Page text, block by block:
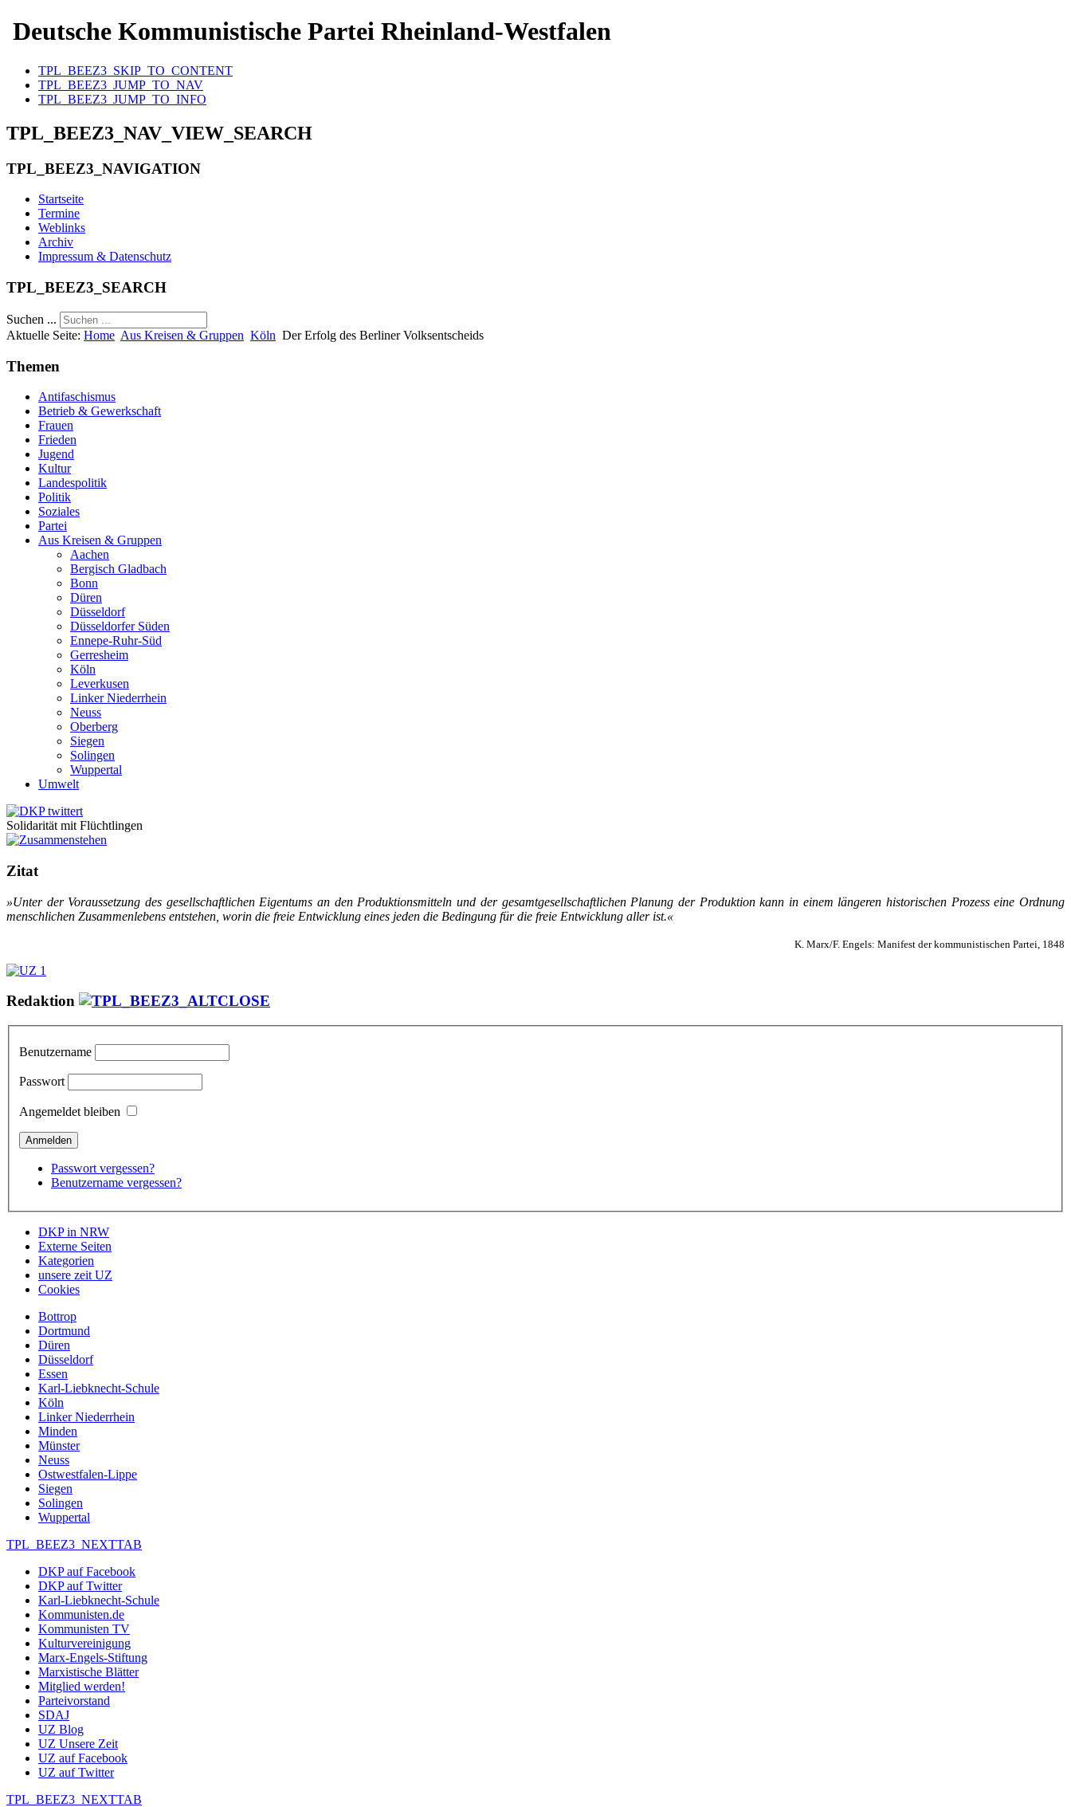
Deutsche Kommunistische Partei Rheinland-Westfalen
TPL_BEEZ3_SKIP_TO_CONTENT
TPL_BEEZ3_JUMP_TO_NAV
TPL_BEEZ3_JUMP_TO_INFO
TPL_BEEZ3_NAV_VIEW_SEARCH
TPL_BEEZ3_NAVIGATION
Startseite
Termine
Weblinks
Archiv
Impressum & Datenschutz
TPL_BEEZ3_SEARCH
Suchen ...
Aktuelle Seite: Home Aus Kreisen & Gruppen Köln Der Erfolg des Berliner Volksentscheids
Themen
Antifaschismus
Betrieb & Gewerkschaft
Frauen
Frieden
Jugend
Kultur
Landespolitik
Politik
Soziales
Partei
Aus Kreisen & Gruppen
Aachen
Bergisch Gladbach
Bonn
Düren
Düsseldorf
Düsseldorfer Süden
Ennepe-Ruhr-Süd
Gerresheim
Köln
Leverkusen
Linker Niederrhein
Neuss
Oberberg
Siegen
Solingen
Wuppertal
Umwelt
Solidarität mit Flüchtlingen
Zitat
»Un­ter der Vor­aus­set­zung des ge­sell­schaft­li­chen Ei­gen­tums an den Pro­duk­ti­ons­mit­teln und der ge­samt­ge­sell­schaft­li­chen Pla­nung der Pro­duk­ti­on kann in ei­nem län­ge­ren his­to­ri­schen Pro­zess ei­ne Ord­nung
mensch­li­chen Zu­sam­men­le­bens ent­ste­hen, wor­in die freie Ent­wick­lung ei­nes je­den die Be­din­gung für die freie Ent­wick­lung al­ler ist.«
K. Marx/F. Engels: Manifest der kommunistischen Partei, 1848
Redaktion
Benutzername
Passwort
Angemeldet bleiben
Passwort vergessen?
Benutzername vergessen?
DKP in NRW
Externe Seiten
Kategorien
unsere zeit UZ
Cookies
Bottrop
Dortmund
Düren
Düsseldorf
Essen
Karl-Liebknecht-Schule
Köln
Linker Niederrhein
Minden
Münster
Neuss
Ostwestfalen-Lippe
Siegen
Solingen
Wuppertal
TPL_BEEZ3_NEXTTAB
DKP auf Facebook
DKP auf Twitter
Karl-Liebknecht-Schule
Kommunisten.de
Kommunisten TV
Kulturvereinigung
Marx-Engels-Stiftung
Marxistische Blätter
Mitglied werden!
Parteivorstand
SDAJ
UZ Blog
UZ Unsere Zeit
UZ auf Facebook
UZ auf Twitter
TPL_BEEZ3_NEXTTAB